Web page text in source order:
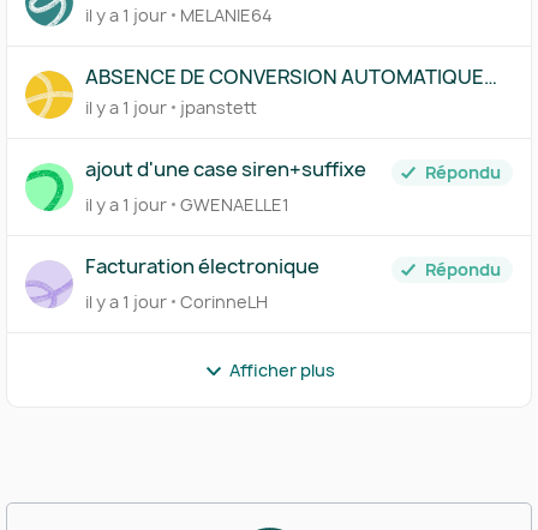
transaction
il y a 1 jour MELANIE64
ABSENCE DE CONVERSION AUTOMATIQUE
D'UN COMPTE EN DEVISE SUR UNE SAISIE
MANUELLE
il y a 1 jour jpanstett
ajout d'une case siren+suffixe
Répondu
il y a 1 jour GWENAELLE1
Facturation électronique
Répondu
il y a 1 jour CorinneLH
Afficher plus